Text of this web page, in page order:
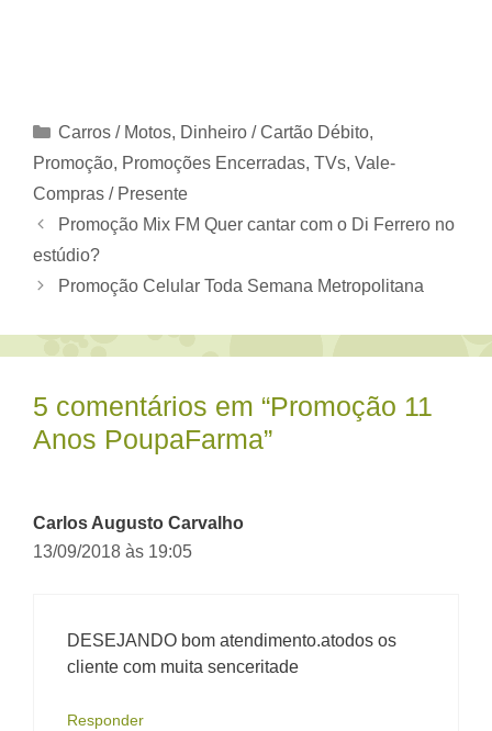
Categorias
Carros / Motos, Dinheiro / Cartão Débito,
Promoção, Promoções Encerradas, TVs, Vale-
Compras / Presente
Promoção Mix FM Quer cantar com o Di Ferrero no
estúdio?
Promoção Celular Toda Semana Metropolitana
5 comentários em “Promoção 11
Anos PoupaFarma”
Carlos Augusto Carvalho
13/09/2018 às 19:05
DESEJANDO bom atendimento.atodos os
cliente com muita senceritade
Responder